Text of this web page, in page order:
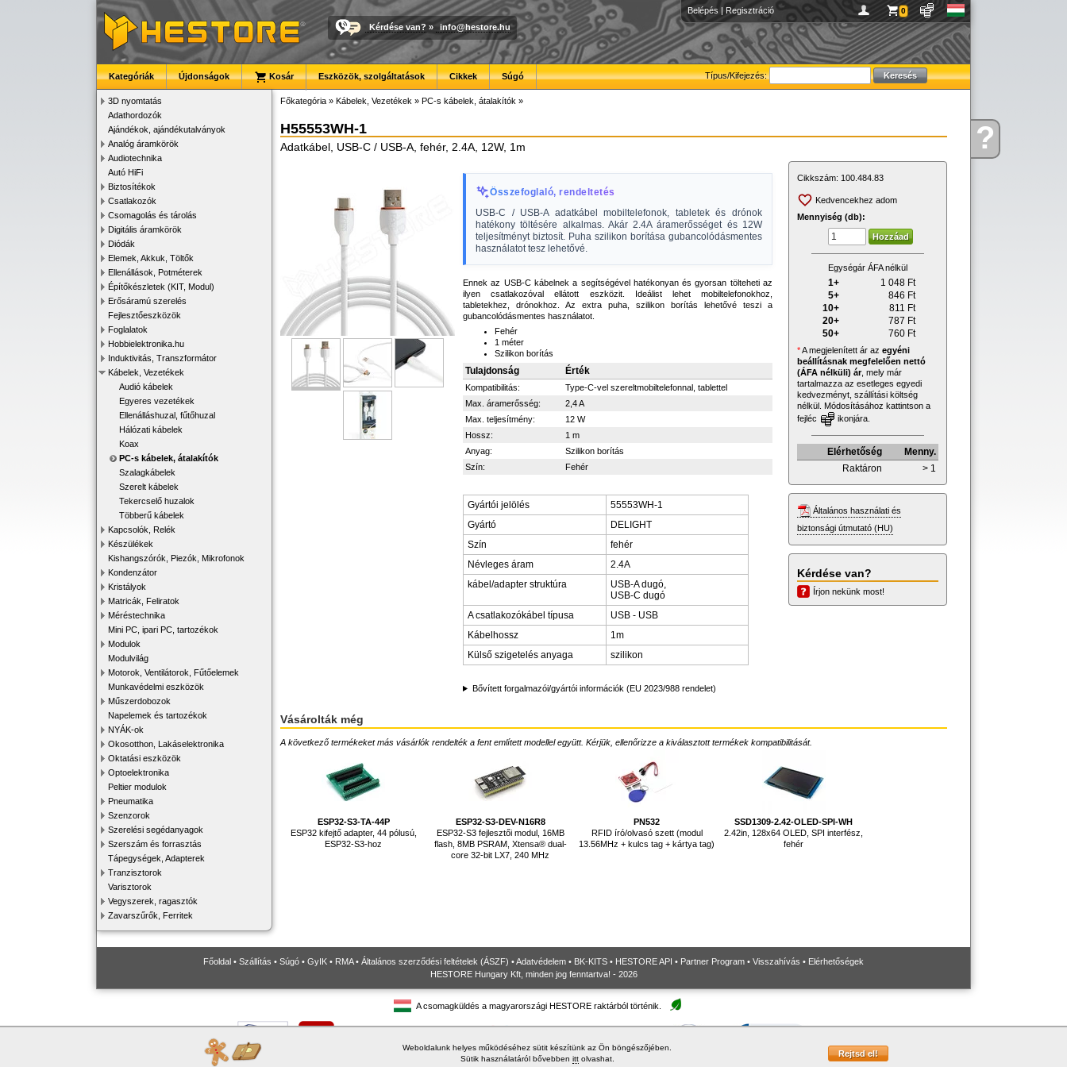
Kérdése?
Belépés | Regisztráció 0
Kérdése van? » info@hestore.hu
Típus/Kifejezés:
Kategóriák Újdonságok Kosár Eszközök, szolgáltatások Cikkek Súgó
3D nyomtatás
Adathordozók
Ajándékok, ajándékutalványok
Analóg áramkörök
Audiotechnika
Autó HiFi
Biztosítékok
Csatlakozók
Csomagolás és tárolás
Digitális áramkörök
Diódák
Elemek, Akkuk, Töltők
Ellenállások, Potméterek
Építőkészletek (KIT, Modul)
Erősáramú szerelés
Fejlesztőeszközök
Foglalatok
Hobbielektronika.hu
Induktivitás, Transzformátor
Kábelek, Vezetékek
Audió kábelek
Egyeres vezetékek
Ellenálláshuzal, fűtőhuzal
Hálózati kábelek
Koax
PC-s kábelek, átalakítók
Szalagkábelek
Szerelt kábelek
Tekercselő huzalok
Többerű kábelek
Kapcsolók, Relék
Készülékek
Kishangszórók, Piezók, Mikrofonok
Kondenzátor
Kristályok
Matricák, Feliratok
Méréstechnika
Mini PC, ipari PC, tartozékok
Modulok
Modulvilág
Motorok, Ventilátorok, Fűtőelemek
Munkavédelmi eszközök
Műszerdobozok
Napelemek és tartozékok
NYÁK-ok
Okosotthon, Lakáselektronika
Oktatási eszközök
Optoelektronika
Peltier modulok
Pneumatika
Szenzorok
Szerelési segédanyagok
Szerszám és forrasztás
Tápegységek, Adapterek
Tranzisztorok
Varisztorok
Vegyszerek, ragasztók
Zavarszűrők, Ferritek
Főkategória » Kábelek, Vezetékek » PC-s kábelek, átalakítók »
H55553WH-1
Adatkábel, USB-C / USB-A, fehér, 2.4A, 12W, 1m
Összefoglaló, rendeltetés
USB-C / USB-A adatkábel mobiltelefonok, tabletek és drónok
hatékony töltésére alkalmas. Akár 2.4A áramerősséget és 12W
teljesítményt biztosít. Puha szilikon borítása gubancolódásmentes
használatot tesz lehetővé.
Ennek az USB-C kábelnek a segítségével hatékonyan és gyorsan tölteheti az
ilyen csatlakozóval ellátott eszközit. Ideálist lehet mobiltelefonokhoz,
tabletekhez, drónokhoz. Az extra puha, szilikon borítás lehetővé teszi a
gubancolódásmentes használatot.
Fehér
1 méter
Szilikon borítás
Tulajdonság Érték
Kompatibilitás:
Type-C-vel szereltmobiltelefonnal, tablettel
Max. áramerősség:
2,4 A
Max. teljesítmény:
12 W
Hossz:
1 m
Anyag:
Szilikon borítás
Szín:
Fehér
Gyártói jelölés
55553WH-1
Gyártó
DELIGHT
Szín
fehér
Névleges áram
2.4A
kábel/adapter struktúra
USB-A dugó,
USB-C dugó
A csatlakozókábel típusa
USB - USB
Kábelhossz
1m
Külső szigetelés anyaga
szilikon
Bővített forgalmazói/gyártói információk (EU 2023/988 rendelet)
Cikkszám: 100.484.83
Kedvencekhez adom
Mennyiség (db):
Egységár ÁFA nélkül
1+ 1 048 Ft
5+
846 Ft
10+
811 Ft
20+
787 Ft
50+
760 Ft
*A megjelenített ár az egyéni
beállításnak megfelelően nettó
(ÁFA nélküli) ár, mely már
tartalmazza az esetleges egyedi
kedvezményt, szállítási költség
nélkül. Módosításához kattintson a
fejléc
ikonjára.
Elérhetőség
Menny.
Raktáron
> 1
Általános használati és
biztonsági útmutató (HU)
Kérdése van?
Írjon nekünk most!
Vásárolták még
A következő termékeket más vásárlók rendelték a fent említett modellel együtt. Kérjük, ellenőrizze a kiválasztott termékek kompatibilitását.
ESP32-S3-TA-44P
ESP32 kifejtő adapter, 44 pólusú,
ESP32-S3-hoz
ESP32-S3-DEV-N16R8
ESP32-S3 fejlesztői modul, 16MB
flash, 8MB PSRAM, Xtensa® dual-
core 32-bit LX7, 240 MHz
PN532
RFID író/olvasó szett (modul
13.56MHz + kulcs tag + kártya tag)
SSD1309-2.42-OLED-SPI-WH
2.42in, 128x64 OLED, SPI interfész,
fehér
Főoldal • Szállítás • Súgó • GyIK • RMA• Általános szerződési feltételek (ÁSZF) •Adatvédelem • BK-KITS • HESTORE API • Partner Program • Visszahívás • Elérhetőségek
HESTORE Hungary Kft, minden jog fenntartva! - 2026
Weboldalunk helyes működéséhez sütit készítünk az Ön böngészőjében.
Sütik használatáról bővebben ittolvashat.
A csomagküldés a magyarországi HESTORE raktárból történik.